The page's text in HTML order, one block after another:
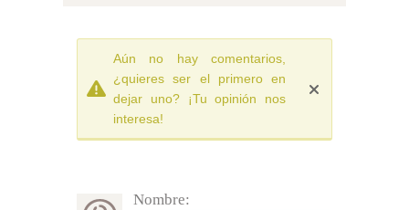
Aún no hay comentarios,
¿quieres ser el primero en
dejar uno? ¡Tu opinión nos
interesa!
Nombre: